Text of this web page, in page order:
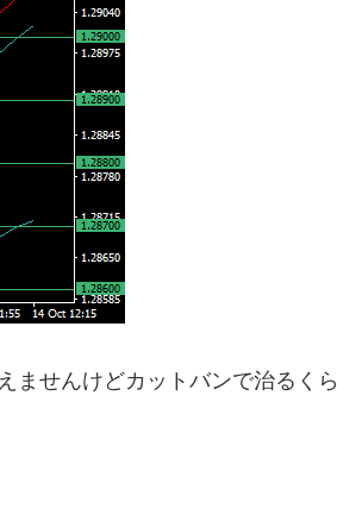
ませんけどカットバンで治るくら